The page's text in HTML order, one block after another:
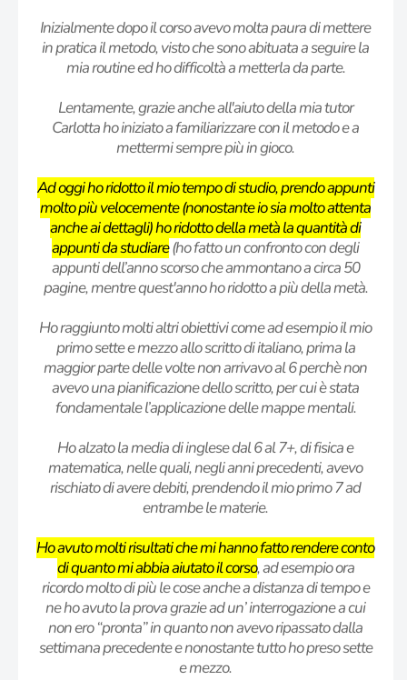
Inizialmente dopo il corso avevo molta paura di mettere
in pratica il metodo, visto che sono abituata a seguire la
mia routine ed ho difficoltà a metterla da parte.
Lentamente, grazie anche all'aiuto della mia tutor
Carlotta ho iniziato a familiarizzare con il metodo e a
mettermi sempre più in gioco.
Ad oggi ho ridotto il mio tempo di studio, prendo appunti
molto più velocemente (nonostante io sia molto attenta
anche ai dettagli) ho ridotto della metà la quantità di
appunti da studiare(ho fatto un confronto con degli
appunti dell’anno scorso che ammontano a circa 50
pagine, mentre quest'anno ho ridotto a più della metà.
Ho raggiunto molti altri obiettivi come ad esempio il mio
primo sette e mezzo allo scritto di italiano, prima la
maggior parte delle volte non arrivavo al 6 perchè non
avevo una pianificazione dello scritto, per cui è stata
fondamentale l’applicazione delle mappe mentali.
Ho alzato la media di inglese dal 6 al 7+, di fisica e
matematica, nelle quali, negli anni precedenti, avevo
rischiato di avere debiti, prendendo il mio primo 7 ad
entrambe le materie.
Ho avuto molti risultati che mi hanno fatto rendere conto
di quanto mi abbia aiutato il corso, ad esempio ora
ricordo molto di più le cose anche a distanza di tempo e
ne ho avuto la prova grazie ad un’ interrogazione a cui
non ero “pronta” in quanto non avevo ripassato dalla
settimana precedente e nonostante tutto ho preso sette
e mezzo.